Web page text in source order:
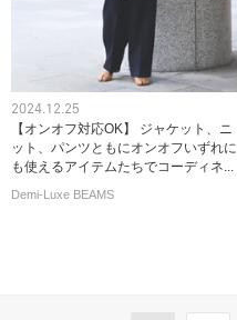
2024.12.25
【オンオフ対応OK】 ジャケット、ニ
ット、パンツともにオンオフいずれに
も使えるアイテムたちでコーディネ...
Demi-Luxe BEAMS